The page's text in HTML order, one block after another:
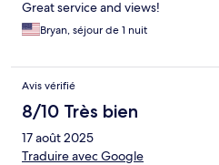
Great service and views!
Bryan, séjour de 1 nuit
Avis vérifié
8/10 Très bien
17 août 2025
Traduire avec Google